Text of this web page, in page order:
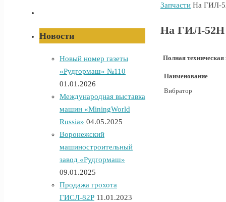
Главная
Запчасти На ГИЛ-
На ГИЛ-52Н
Полная техническая
Наименование
Вибратор
Новости
Новый номер газеты
«Рудгормаш» №110
01.01.2026
Международная выставка
машин «MiningWorld
Russia» 04.05.2025
Воронежский
машиностроительный
завод «Рудгормаш»
09.01.2025
Продажа грохота
ГИСЛ-82Р 11.01.2023